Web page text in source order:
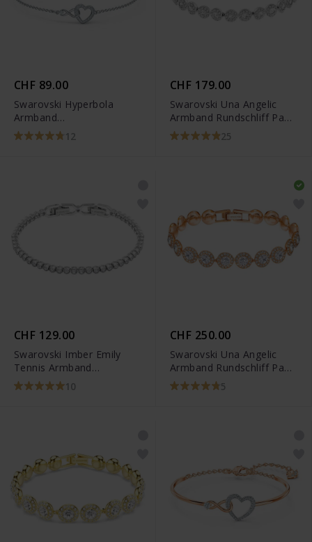
CHF 89.00
Swarovski Hyperbola
Armband
Unendlichzeichen und
Herz Weiss Rhodiniert -
12
CHF 179.00
Swarovski Una Angelic
Armband Rundschliff Pavé
Mittel Weiss Rhodiniert -
5071173
25
CHF 129.00
Swarovski Imber Emily
Tennis Armband
Rundschliff Weiss
Rhodiniert - 1808960
10
CHF 250.00
Swarovski Una Angelic
Armband Rundschliff Pavé
Mittel Weiss Roségold
Legierungsschicht -
5